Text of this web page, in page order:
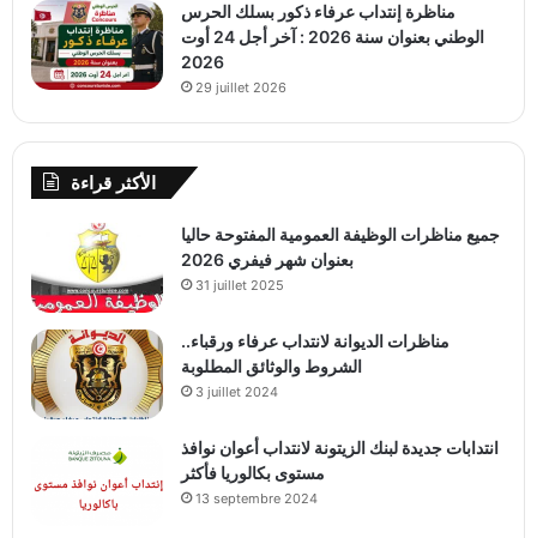
مناظرة إنتداب عرفاء ذكور بسلك الحرس
الوطني بعنوان سنة 2026 : آخر أجل 24 أوت
2026
29 juillet 2026
الأكثر قراءة
جميع مناظرات الوظيفة العمومية المفتوحة حاليا
بعنوان شهر فيفري 2026
31 juillet 2025
مناظرات الديوانة لانتداب عرفاء ورقباء..
الشروط والوثائق المطلوبة
3 juillet 2024
انتدابات جديدة لبنك الزيتونة لانتداب أعوان نوافذ
مستوى بكالوريا فأكثر
13 septembre 2024